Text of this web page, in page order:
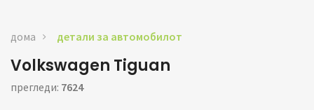
дома детали за автомобилот
Volkswagen Tiguan
прегледи: 7624